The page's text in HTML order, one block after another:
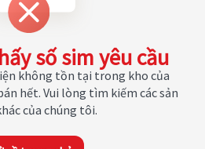
số sim yêu cầu
không tồn tại trong kho của
hết. Vui lòng tìm kiếm các sản
của chúng tôi.